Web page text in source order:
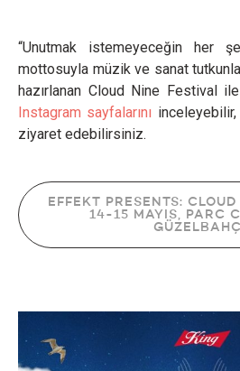
“Unutmak istemeyeceğin her
mottosuyla müzik ve sanat
hazırlanan Cloud Nine Festival
Instagram sayfalarını
ziyaret edebilirsiniz.
EFFEKT PRESENTS:
14-15 MAYIS, PARC